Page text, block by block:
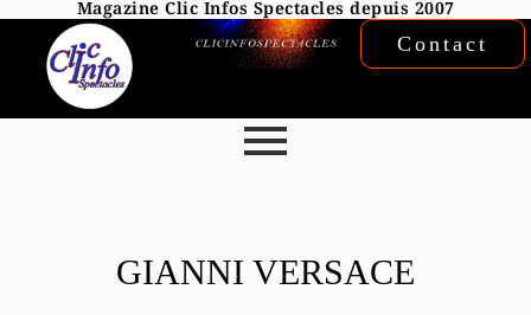
Magazine Clic Infos Spectacles depuis 2007
Contact
GIANNI VERSACE